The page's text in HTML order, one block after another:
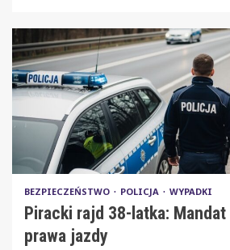
BEZPIECZEŃSTWO POLICJA WYPADKI
Piracki rajd 38-latka:
prawa jazdy